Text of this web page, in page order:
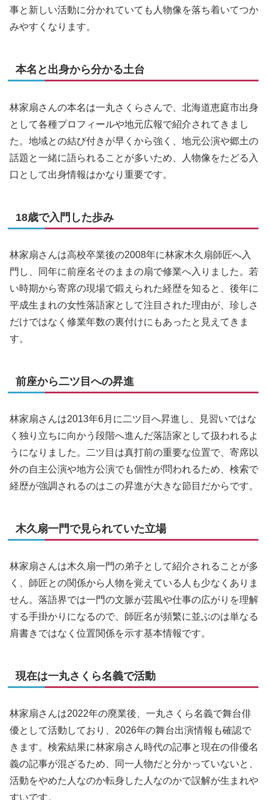
事と新しい活動に分かれていても人物像を落ち着いてつか
みやすくなります。
本名と出身から分かる土台
林家扇さんの本名は一丸さくらさんで、北海道恵庭市出身
として各種プロフィールや地元広報で紹介されてきまし
た。地域との結び付きが早くから強く、地元公演や郷土の
話題と一緒に語られることが多いため、人物像をたどる入
口として出身情報はかなり重要です。
18歳で入門した歩み
林家扇さんは高校卒業後の2008年に林家木久扇師匠へ入
門し、同年に前座名そのままの扇で修業へ入りました。若
い時期から寄席の現場で鍛えられた経歴を知ると、後年に
平成生まれの女性落語家として注目された理由が、珍しさ
だけではなく修業年数の裏付けにもあったと見えてきま
す。
前座から二ツ目への昇進
林家扇さんは2013年6月に二ツ目へ昇進し、見習いではな
く独り立ちに向かう段階へ進んだ落語家として扱われるよ
うになりました。二ツ目は真打前の重要な位置で、寄席以
外の自主公演や地方公演でも個性が問われるため、検索で
経歴が強調されるのはこの昇進が大きな節目だからです。
木久扇一門で見られていた立場
林家扇さんは木久扇一門の弟子として紹介されることが多
く、師匠との関係から人物を覚えている人も少なくありま
せん。落語界では一門の文脈が芸風や仕事の広がりを理解
する手掛かりになるので、師匠名が頻繁に並ぶのは単なる
肩書きではなく位置関係を示す基本情報です。
現在は一丸さくら名義で活動
林家扇さんは2022年の廃業後、一丸さくら名義で舞台俳
優として活動しており、2026年の舞台出演情報も確認で
きます。検索結果に林家扇さん時代の記事と現在の俳優名
義の記事が混ざるため、同一人物だと分かっていないと、
活動をやめた人なのか転身した人なのかで誤解が生まれや
すいです。